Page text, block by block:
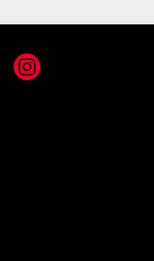
Instagram